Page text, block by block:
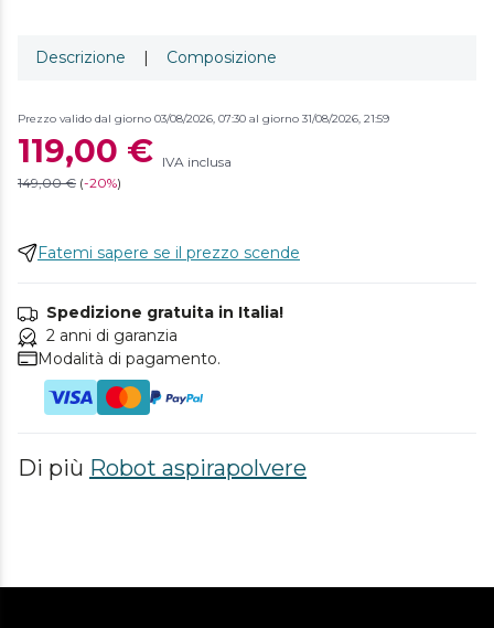
Descrizione | Composizione
Prezzo valido dal giorno 03/08/2026, 07:30 al giorno 31/08/2026, 21:59
119,00 € IVA inclusa
149,00 € (-20%)
Fatemi sapere se il prezzo scende
Spedizione gratuita in Italia!
2 anni di garanzia
Modalità di pagamento.
Di più Robot aspirapolvere